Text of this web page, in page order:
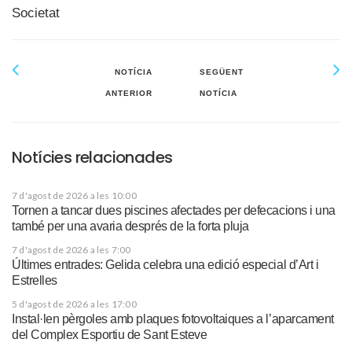
Societat
NOTÍCIA
ANTERIOR
SEGÜENT
NOTÍCIA
Notícies relacionades
7 d'agost de 2026 a les 10:00
Tornen a tancar dues piscines afectades per defecacions i una
també per una avaria després de la forta pluja
7 d'agost de 2026 a les 7:00
Últimes entrades: Gelida celebra una edició especial d’Art i
Estrelles
5 d'agost de 2026 a les 17:00
Instal·len pèrgoles amb plaques fotovoltaiques a l’aparcament
del Complex Esportiu de Sant Esteve